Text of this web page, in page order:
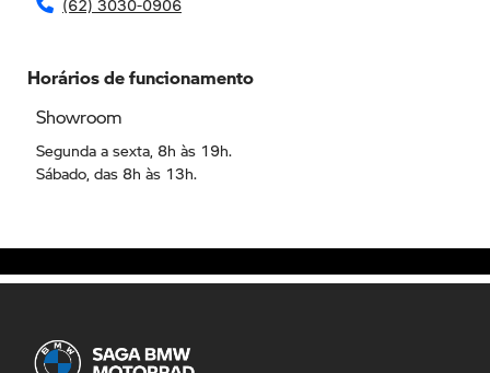
Showroom
Segunda a sexta, 8h às 19h.
Sábado, das 8h às 13h.